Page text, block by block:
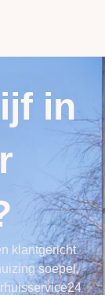
in
klantgericht
soepel,